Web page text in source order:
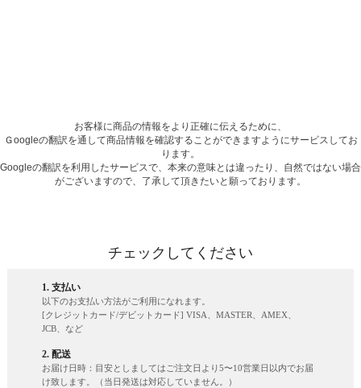
お客様に商品の情報をより正確に伝えるために、
Ｇoogleの翻訳を通して商品情報を確認することができますようにサービスしてお
ります。
Googleの翻訳を利用したサービスで、本来の意味とは違ったり、自然ではない場合
がございますので、了承して頂きたいと願っております。
チェックしてください
1. 支払い
以下のお支払い方法がご利用になれます。
[クレジットカード/デビットカード] VISA、MASTER、AMEX、
JCB、など
2. 配送
お届け日時：目安としましてはご注文日より5〜10営業日以内でお届
け致します。（当日発送は対応していません。）